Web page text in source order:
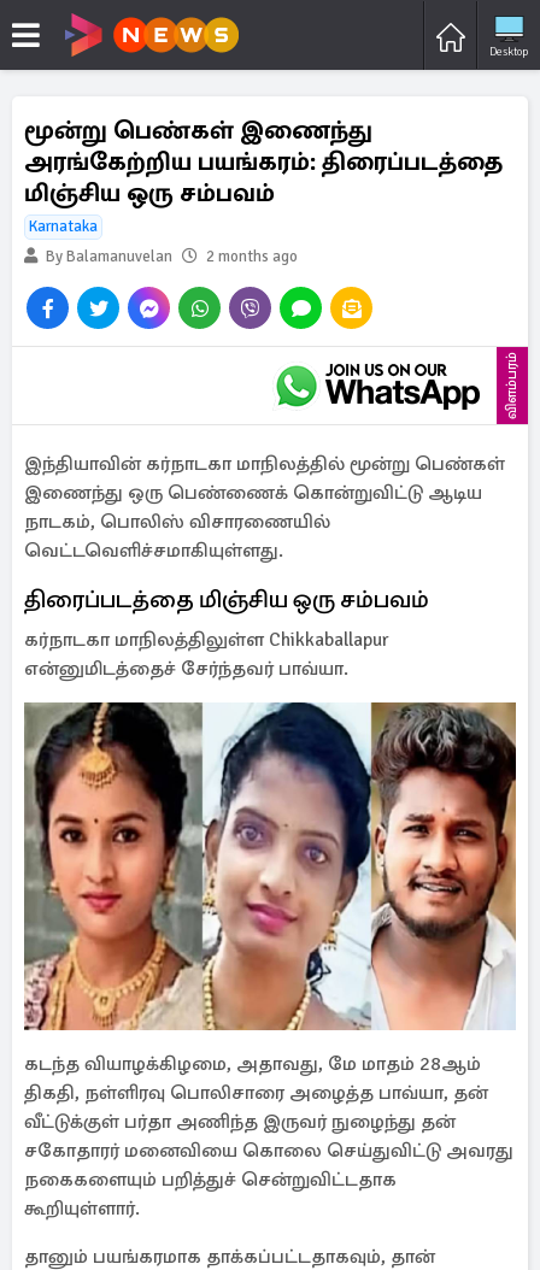
Desktop
மூன்று பெண்கள் இணைந்து
அரங்கேற்றிய பயங்கரம்: திரைப்படத்தை
மிஞ்சிய ஒரு சம்பவம்
Karnataka
By Balamanuvelan
2 months ago
விளம்பரம்
இந்தியாவின் கர்நாடகா மாநிலத்தில் மூன்று பெண்கள்
இணைந்து ஒரு பெண்ணைக் கொன்றுவிட்டு ஆடிய
நாடகம், பொலிஸ் விசாரணையில்
வெட்டவெளிச்சமாகியுள்ளது.
திரைப்படத்தை மிஞ்சிய ஒரு சம்பவம்
கர்நாடகா மாநிலத்திலுள்ள Chikkaballapur
என்னுமிடத்தைச் சேர்ந்தவர் பாவ்யா.
கடந்த வியாழக்கிழமை, அதாவது, மே மாதம் 28ஆம்
திகதி, நள்ளிரவு பொலிசாரை அழைத்த பாவ்யா, தன்
வீட்டுக்குள் பர்தா அணிந்த இருவர் நுழைந்து தன்
சகோதாரர் மனைவியை கொலை செய்துவிட்டு அவரது
நகைகளையும் பறித்துச் சென்றுவிட்டதாக
கூறியுள்ளார்.
தானும் பயங்கரமாக தாக்கப்பட்டதாகவும், தான்